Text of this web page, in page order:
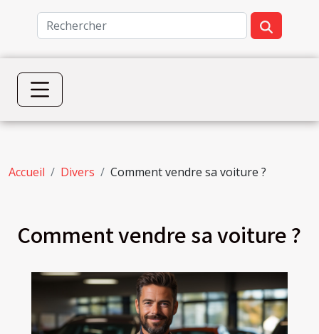
Accueil Divers Comment vendre sa voiture ?
Comment vendre sa voiture ?